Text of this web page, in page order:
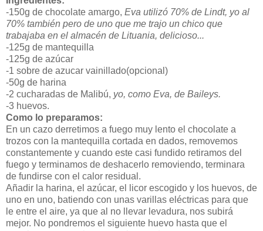
-150g de chocolate amargo, Eva utilizó 70% de Lindt, yo al
70% también pero de uno que me trajo un chico que
trabajaba en el almacén de Lituania, delicioso...
-125g de mantequilla
-125g de azúcar
-1 sobre de azucar vainillado(opcional)
-50g de harina
-2 cucharadas de Malibú, yo, como Eva, de Baileys.
-3 huevos.
Como lo preparamos:
En un cazo derretimos a fuego muy lento el chocolate a
trozos con la mantequilla cortada en dados, removemos
constantemente y cuando este casi fundido retiramos del
fuego y terminamos de deshacerlo removiendo, terminara
de fundirse con el calor residual.
Añadir la harina, el azúcar, el licor escogido y los huevos, de
uno en uno, batiendo con unas varillas eléctricas para que
le entre el aire, ya que al no llevar levadura, nos subirá
mejor. No pondremos el siguiente huevo hasta que el